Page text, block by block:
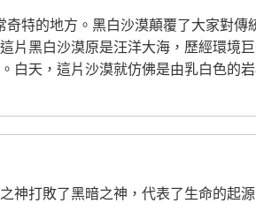
特的地方。黑白沙漠顛覆了大家對傳
片黑白沙漠原是汪洋大海，歷經環境
白天，這片沙漠就仿佛是由乳白色的
神打敗了黑暗之神，代表了生命的起